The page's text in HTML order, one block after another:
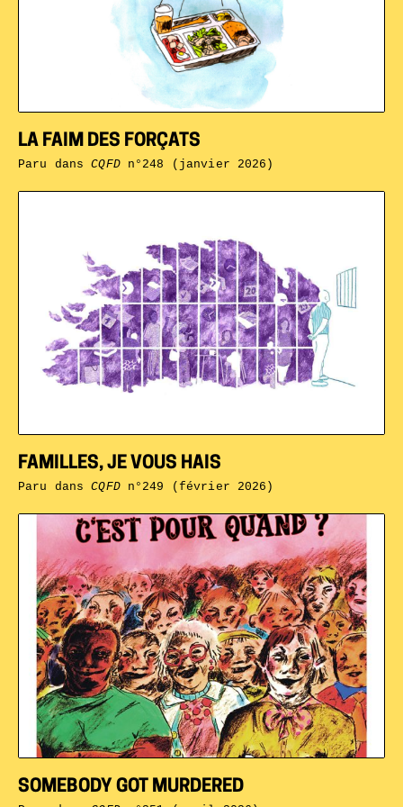
SOMEBODY GOT MURDERED
FAMILLES, JE VOUS HAIS
Paru dansCQFDn°249 (février 2026)
LA FAIM DES FORÇATS
Paru dansCQFDn°248 (janvier 2026)